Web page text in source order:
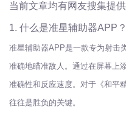
当前文章均有网友搜集提
1. 什么是准星辅助器APP？
准星辅助器APP是一款专为射击
准确地瞄准敌人。通过在屏幕上
准确性和反应速度。对于《和平
往往是胜负的关键。